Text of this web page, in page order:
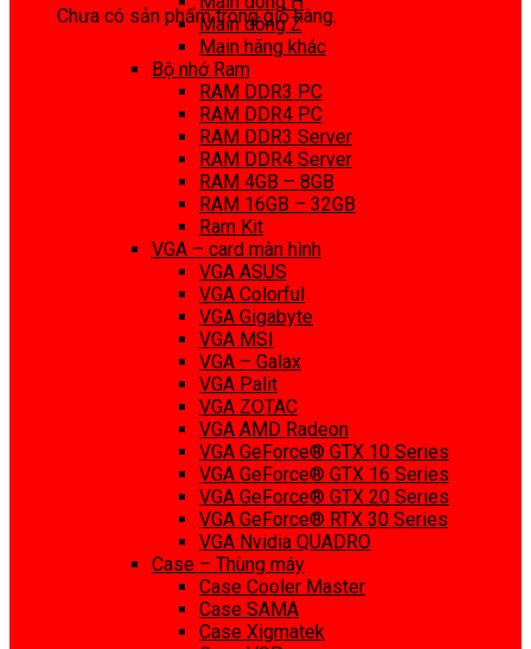
Chưa có sản phẩm trong giỏ hàng.
Main dòng Z
Main hãng khác
Bộ nhớ Ram
RAM DDR3 PC
RAM DDR4 PC
RAM DDR3 Server
RAM DDR4 Server
RAM 4GB – 8GB
RAM 16GB – 32GB
Ram Kit
VGA – card màn hình
VGA ASUS
VGA Colorful
VGA Gigabyte
VGA MSI
VGA – Galax
VGA Palit
VGA ZOTAC
VGA AMD Radeon
VGA GeForce® GTX 10 Series
VGA GeForce® GTX 16 Series
VGA GeForce® GTX 20 Series
VGA GeForce® RTX 30 Series
VGA Nvidia QUADRO
Case – Thùng máy
Case Cooler Master
Case SAMA
Case Xigmatek